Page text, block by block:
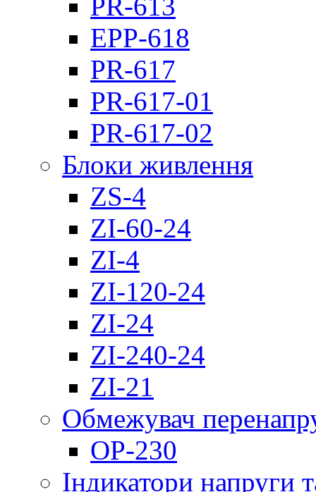
PR-613
EPP-618
PR-617
PR-617-01
PR-617-02
Блоки живлення
ZS-4
ZI-60-24
ZI-4
ZI-120-24
ZI-24
ZI-240-24
ZI-21
Обмежувач
OP-230
Індикатори напруги